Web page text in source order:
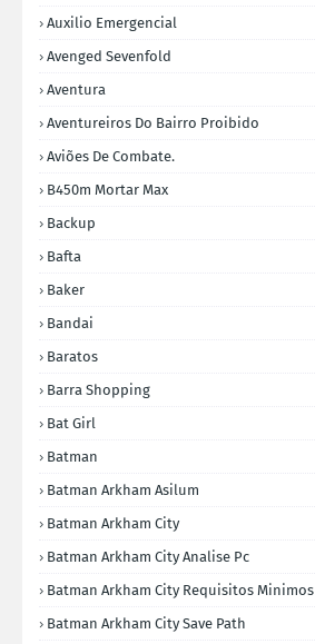
Auxilio Emergencial
Avenged Sevenfold
Aventura
Aventureiros Do Bairro Proibido
Aviões De Combate.
B450m Mortar Max
Backup
Bafta
Baker
Bandai
Baratos
Barra Shopping
Bat Girl
Batman
Batman Arkham Asilum
Batman Arkham City
Batman Arkham City Analise Pc
Batman Arkham City Requisitos Minimos
Batman Arkham City Save Path